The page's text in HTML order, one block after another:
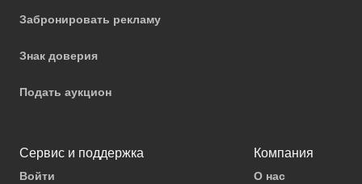
Забронировать рекламу
Знак доверия
Подать аукцион
Сервис и поддержка
Войти
Компания
О нас